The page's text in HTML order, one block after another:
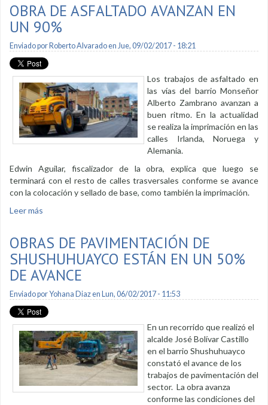
OBRA DE ASFALTADO AVANZAN EN
UN 90%
Enviado por Roberto Alvaradoen Jue, 09/02/2017 - 18:21
Los trabajos de asfaltado en
las vías del barrio Monseñor
Alberto Zambrano avanzan a
buen ritmo. En la actualidad
se realiza la imprimación en las
calles Irlanda, Noruega y
Alemania.
Edwin Aguilar, fiscalizador de la obra, explica que luego se
terminará con el resto de calles trasversales conforme se avance
con la colocación y sellado de base, como también la imprimación.
Leer más
OBRAS DE PAVIMENTACIÓN DE
SHUSHUHUAYCO ESTÁN EN UN 50%
DE AVANCE
Enviado porYohana Diazen Lun, 06/02/2017 - 11:53
En un recorrido que realizó el
alcalde José Bolívar Castillo
en el barrio Shushuhuayco
constató el avance de los
trabajos de pavimentación del
sector. La obra avanza
conforme las condiciones del